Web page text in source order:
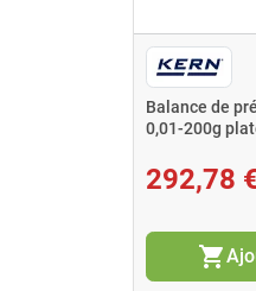
Balance de
0,01-200g
292,78
shopping_cart